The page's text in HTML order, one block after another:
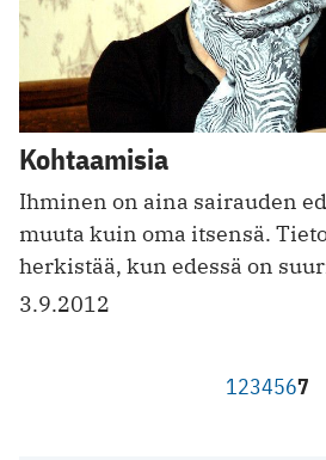
Kohtaamisia
Ihminen on aina sairauden
muuta kuin oma itsensä.
herkistää, kun edessä on
3.9.2012
1234567